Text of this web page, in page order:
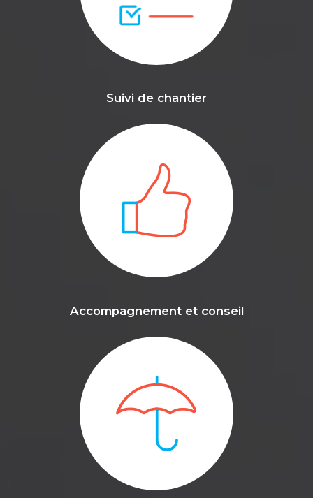
Suivi de chantier
Accompagnement et conseil